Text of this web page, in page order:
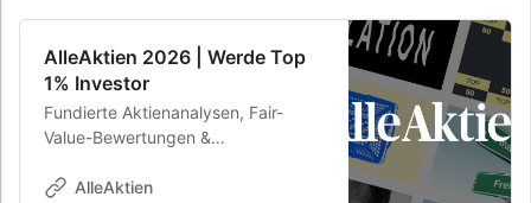
AlleAktien 2026 | Werde Top
1% Investor
Fundierte Aktienanalysen, Fair-
Value-Bewertungen &
p.a. seit 2010.
AlleAktien